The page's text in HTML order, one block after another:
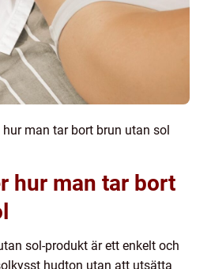
man tar bort brun utan sol
hur man tar bort
sol-produkt är ett enkelt och
hudton utan att utsätta